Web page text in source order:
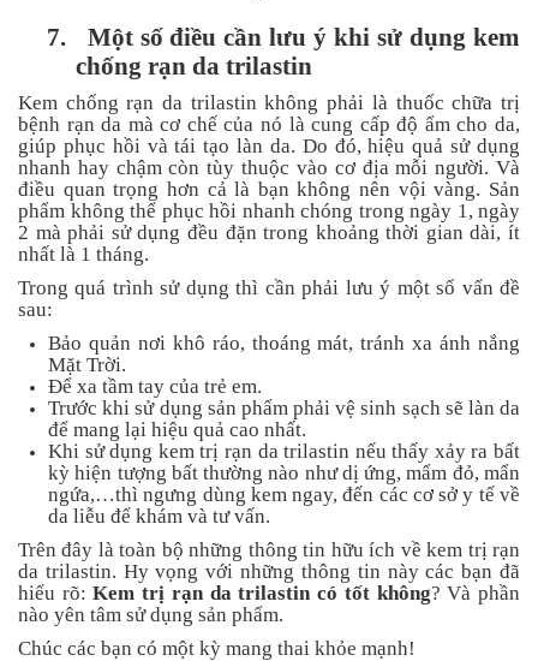
7.
Một số điều cần lưu ý khi sử dụng kem
chống rạn da trilastin
Kem chống rạn da trilastin không phải là thuốc chữa trị
bệnh rạn da mà cơ chế của nó là cung cấp độ ẩm cho da,
giúp phục hồi và tái tạo làn da. Do đó, hiệu quả sử dụng
nhanh hay chậm còn tùy thuộc vào cơ địa mỗi người. Và
điều quan trọng hơn cả là bạn không nên vội vàng. Sản
phẩm không thể phục hồi nhanh chóng trong ngày 1, ngày
2 mà phải sử dụng đều đặn trong khoảng thời gian dài, ít
nhất là 1 tháng.
Trong quá trình sử dụng thì cần phải lưu ý một số vấn đề
sau:
Bảo quản nơi khô ráo, thoáng mát, tránh xa ánh nắng
Mặt Trời.
Để xa tầm tay của trẻ em.
Trước khi sử dụng sản phẩm phải vệ sinh sạch sẽ làn da
để mang lại hiệu quả cao nhất.
Khi sử dụng kem trị rạn da trilastin nếu thấy xảy ra bất
kỳ hiện tượng bất thường nào như dị ứng, mẩm đỏ, mẩn
ngứa,…thì ngưng dùng kem ngay, đến các cơ sở y tế về
da liễu để khám và tư vấn.
Trên đây là toàn bộ những thông tin hữu ích về kem trị rạn
da trilastin. Hy vọng với những thông tin này các bạn đã
hiểu rõ:Kem trị rạn da trilastin có tốt không? Và phần
nào yên tâm sử dụng sản phẩm.
Chúc các bạn có một kỳ mang thai khỏe mạnh!